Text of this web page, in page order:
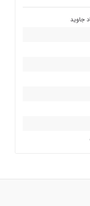
جاوید